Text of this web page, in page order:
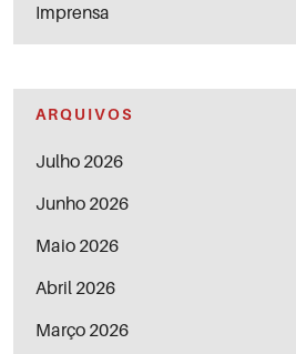
Imprensa
ARQUIVOS
Julho 2026
Junho 2026
Maio 2026
Abril 2026
Março 2026